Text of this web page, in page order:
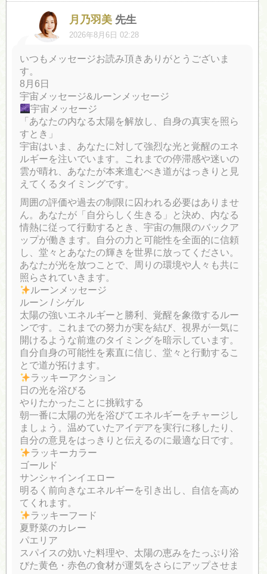
月乃羽美 先生
2026年8月6日 02:28
いつもメッセージお読み頂きありがとうございま
す。
8月6日
宇宙メッセージ&ルーンメッセージ
宇宙メッセージ
「あなたの内なる太陽を解放し、自身の真実を照ら
すとき」
宇宙はいま、あなたに対して強烈な光と覚醒のエネ
ルギーを注いでいます。これまでの停滞感や迷いの
雲が晴れ、あなたが本来進むべき道がはっきりと見
えてくるタイミングです。
周囲の評価や過去の制限に囚われる必要はありませ
ん。あなたが「自分らしく生きる」と決め、内なる
情熱に従って行動するとき、宇宙の無限のバックア
ップが働きます。自分の力と可能性を全面的に信頼
し、堂々とあなたの輝きを世界に放ってください。
あなたが光を放つことで、周りの環境や人々も共に
照らされていきます。
ルーンメッセージ
ルーン / シゲル
太陽の強いエネルギーと勝利、覚醒を象徴するルー
ンです。これまでの努力が実を結び、視界が一気に
開けるような前進のタイミングを暗示しています。
自分自身の可能性を素直に信じ、堂々と行動するこ
とで道が拓けます。
ラッキーアクション
日の光を浴びる
やりたかったことに挑戦する
朝一番に太陽の光を浴びてエネルギーをチャージし
ましょう。温めていたアイデアを実行に移したり、
自分の意見をはっきりと伝えるのに最適な日です。
ラッキーカラー
ゴールド
サンシャインイエロー
明るく前向きなエネルギーを引き出し、自信を高め
てくれます。
ラッキーフード
夏野菜のカレー
パエリア
スパイスの効いた料理や、太陽の恵みをたっぷり浴
びた黄色・赤色の食材が運気をさらにアップさせま